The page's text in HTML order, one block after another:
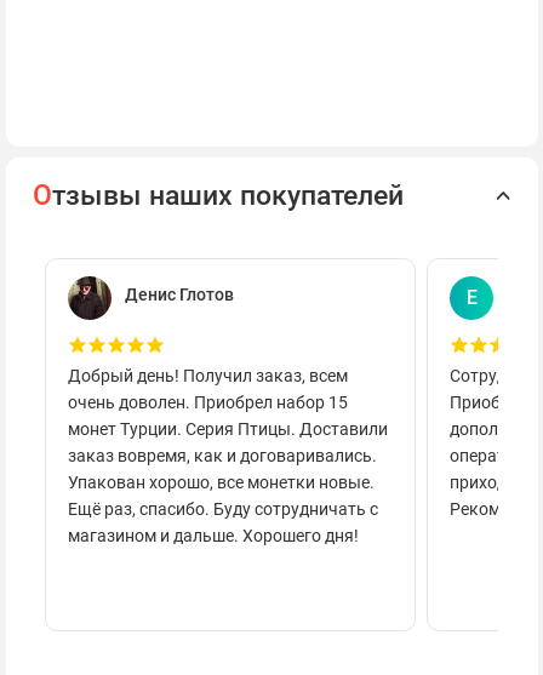
Отзывы наших покупателей
Денис Глотов
Добрый день! Получил заказ, всем
очень доволен. Приобрел набор 15
монет Турции. Серия Птицы. Доставили
заказ вовремя, как и договаривались.
Упакован хорошо, все монетки новые.
Ещё раз, спасибо. Буду сотрудничать с
магазином и дальше. Хорошего дня!
Е
приходило